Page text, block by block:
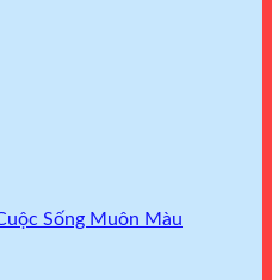
Sống Muôn Màu